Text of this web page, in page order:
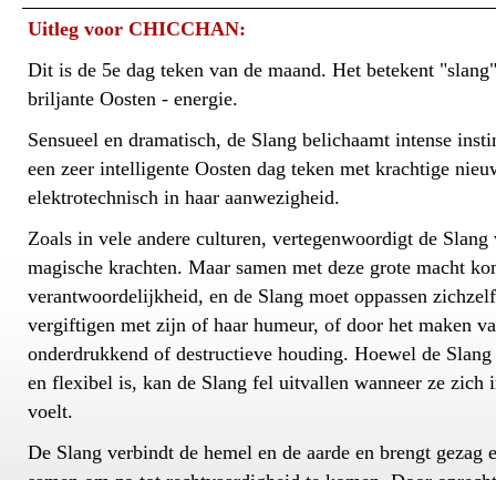
Uitleg voor CHICCHAN:
Dit is de 5e dag teken van de maand. Het betekent
briljante Oosten - energie.
Sensueel en dramatisch, de Slang belichaamt intense
een zeer intelligente Oosten dag teken met krachtige
elektrotechnisch in haar aanwezigheid.
Zoals in vele andere culturen, vertegenwoordigt de Slang
magische krachten. Maar samen met deze grote macht
verantwoordelijkheid, en de Slang moet oppassen
vergiftigen met zijn of haar humeur, of door het maken
onderdrukkend of destructieve houding. Hoewel de Slang
en flexibel is, kan de Slang fel uitvallen wanneer ze zich
voelt.
De Slang verbindt de hemel en de aarde en brengt gezag